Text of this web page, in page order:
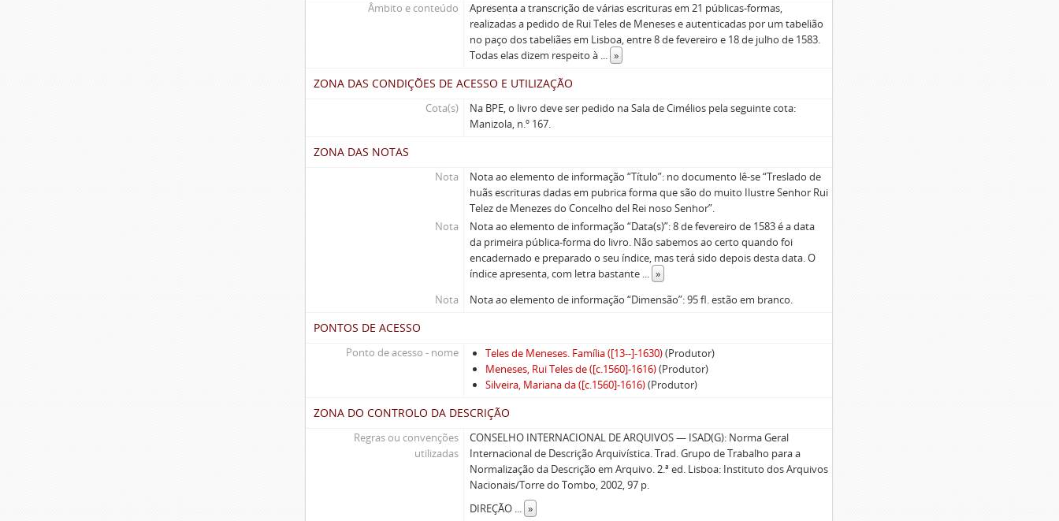
Âmbito e conteúdo
Apresenta a transcrição de várias escrituras em 21 públicas-formas,
realizadas a pedido de Rui Teles de Meneses e autenticadas por um tabelião
no paço dos tabeliães em Lisboa, entre 8 de fevereiro e 18 de julho de 1583.
Todas elas dizem respeito à ... »
ZONA DAS CONDIÇÕES DE ACESSO E UTILIZAÇÃO
Cota(s)
Na BPE, o livro deve ser pedido na Sala de Cimélios pela seguinte cota:
Manizola, n.º 167.
ZONA DAS NOTAS
Nota
Nota ao elemento de informação “Título”: no documento lê-se “Treslado de
huãs escrituras dadas em pubrica forma que são do muito Ilustre Senhor Rui
Telez de Menezes do Concelho del Rei noso Senhor”.
Nota
Nota ao elemento de informação “Data(s)”: 8 de fevereiro de 1583 é a data
da primeira pública-forma do livro. Não sabemos ao certo quando foi
encadernado e preparado o seu índice, mas terá sido depois desta data. O
índice apresenta, com letra bastante ... »
Nota
Nota ao elemento de informação “Dimensão”: 95 fl. estão em branco.
PONTOS DE ACESSO
Ponto de acesso - nome Teles de Meneses. Família ([13--]-1630)(Produtor)
Meneses, Rui Teles de ([c.1560]-1616)(Produtor)
Silveira, Mariana da ([c.1560]-1616)(Produtor)
ZONA DO CONTROLO DA DESCRIÇÃO
Regras ou convenções
utilizadas
CONSELHO INTERNACIONAL DE ARQUIVOS — ISAD(G): Norma Geral
Internacional de Descrição Arquivística. Trad. Grupo de Trabalho para a
Normalização da Descrição em Arquivo. 2.ª ed. Lisboa: Instituto dos Arquivos
Nacionais/Torre do Tombo, 2002, 97 p.
DIREÇÃO ... »